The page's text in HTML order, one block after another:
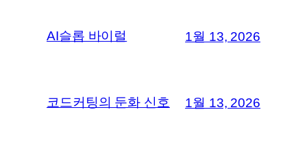
AI슬롭 바이럴 1월 13, 2026
코드커팅의 둔화 신호 1월 13, 2026